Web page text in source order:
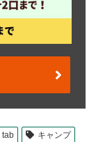
tab
キャンプ